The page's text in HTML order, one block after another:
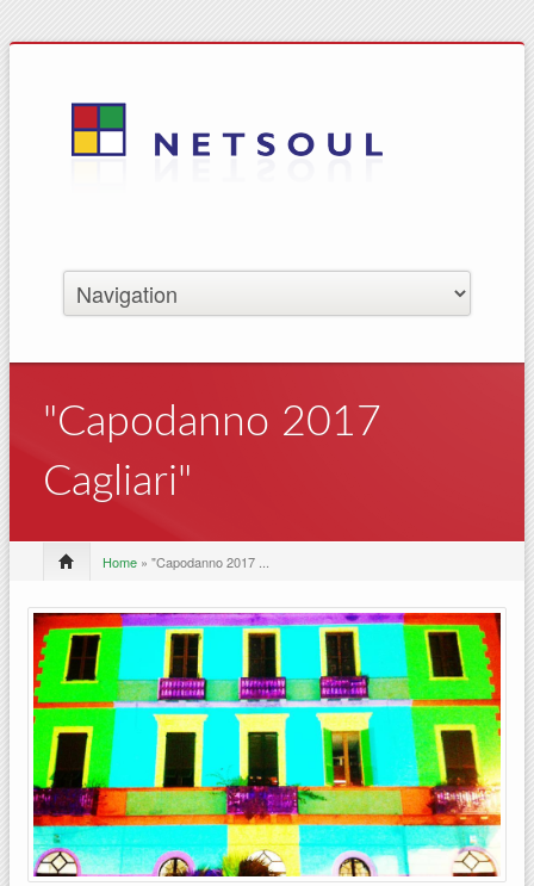
"Capodanno 2017
Cagliari"
Home » "Capodanno 2017 ...